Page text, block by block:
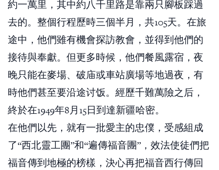
約一萬里，其中約八千里路是靠兩只腳板踩過
去的。整個行程歷時三個半月，共105天。在旅
途中，他們雖有機會探訪教會，並得到他們的
接待與奉獻。但更多時候，他們餐風露宿，夜
晚只能在麥場、破庙或車站廣場等地過夜，有
時他們甚至要沿途讨饭。經歷千難萬險之后，
終於在1949年8月15日到達新疆哈密。
在他們以先，就有一批愛主的忠僕，受感組成
了“西北靈工團”和“遍傳福音團”，效法使徒們把
福音傳到地極的榜樣，決心再把福音西行傳回